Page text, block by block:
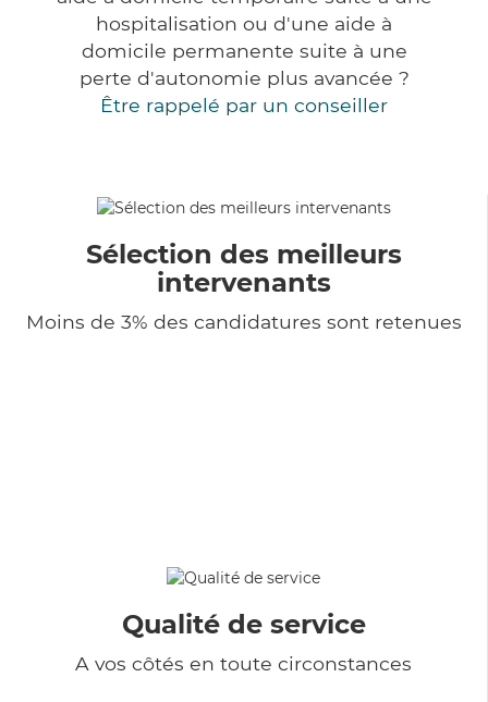
hospitalisation ou d'une aide à
domicile permanente suite à une
perte d'autonomie plus avancée ?
Être rappelé par un conseiller
Sélection des meilleurs
intervenants
Moins de 3% des candidatures sont retenues
Qualité de service
A vos côtés en toute circonstances